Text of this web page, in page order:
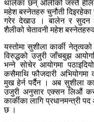
थालेका छन् ओलीको जस्तै
महेश बस्नेतहरु चुनौती
गरेर देखाउ । बालेन र सुदन
शैलीको चेतावनी महेश
यस्तोमा सुशीला कार्की
विरुद्धको उजुरी जाँचबुझ
भन्ने सोचेर आयोगमा
कसैमाथि फौजदारी अभियोगमा
मुख हेर्न पर्दैन । अब सुशीला
उजुरी अनुसार एक्सन लिऔं
कार्कीका लागि प्रधानमन्त्री
छ ।